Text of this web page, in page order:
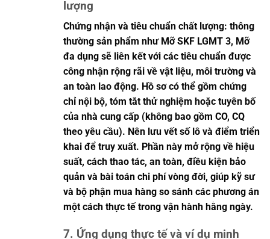
lượng
Chứng nhận và tiêu chuẩn chất lượng: thông
thường sản phẩm như Mỡ SKF LGMT 3, Mỡ
đa dụng sẽ liên kết với các tiêu chuẩn được
công nhận rộng rãi về vật liệu, môi trường và
an toàn lao động. Hồ sơ có thể gồm chứng
chỉ nội bộ, tóm tắt thử nghiệm hoặc tuyên bố
của nhà cung cấp (không bao gồm CO, CQ
theo yêu cầu). Nên lưu vết số lô và điểm triển
khai để truy xuất. Phần này mở rộng về hiệu
suất, cách thao tác, an toàn, điều kiện bảo
quản và bài toán chi phí vòng đời, giúp kỹ sư
và bộ phận mua hàng so sánh các phương án
một cách thực tế trong vận hành hằng ngày.
7. Ứng dụng thực tế và ví dụ minh